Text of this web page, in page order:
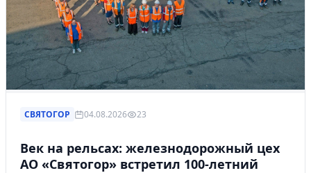
СВЯТОГОР 04.08.2026 23
Век на рельсах: железнодорожный цех
АО «Святогор» встретил 100-летний